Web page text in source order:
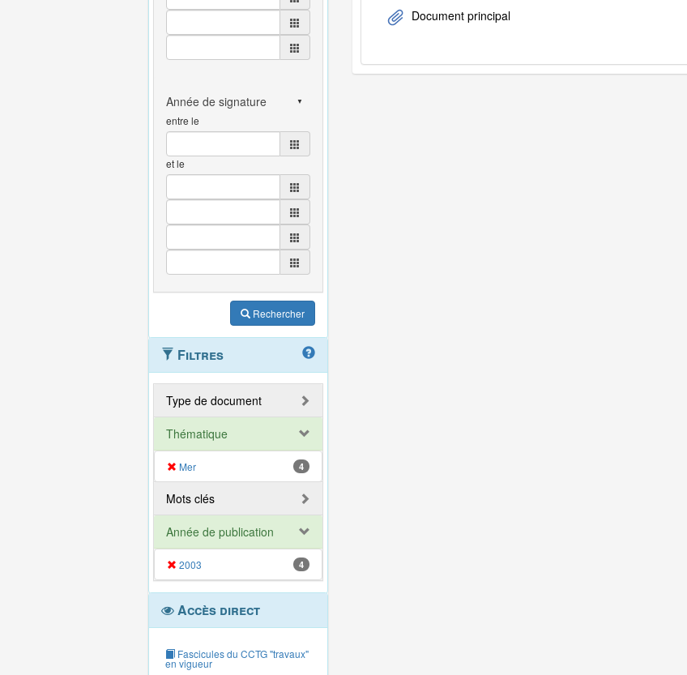
entre le
et le
Rechercher
Filtres
Type de document
Thématique
Mer 4
Mots clés
Année de publication
2003 4
Accès direct
Fascicules du CCTG "travaux"
en vigueur
Document principal